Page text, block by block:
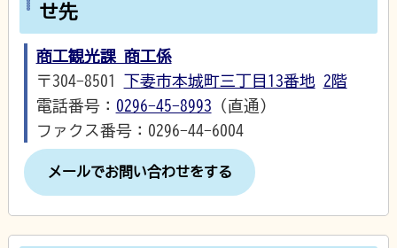
せ先
商工観光課 商工係
〒304-8501 下妻市本城町三丁目13番地 2階
電話番号： 0296-45-8993 （直通）
ファクス番号：0296-44-6004
メールでお問い合わせをする